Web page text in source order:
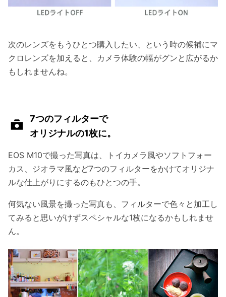
次のレンズをもうひとつ購入したい、という時の候補にマ
クロレンズを加えると、カメラ体験の幅がグンと広がるか
もしれませんね。
7つのフィルターで
オリジナルの1枚に。
EOS M10で撮った写真は、トイカメラ風やソフトフォー
カス、ジオラマ風など7つのフィルターをかけてオリジナ
ルな仕上がりにするのもひとつの手。
何気ない風景を撮った写真も、フィルターで色々と加工し
てみると思いがけずスペシャルな1枚になるかもしれませ
ん。